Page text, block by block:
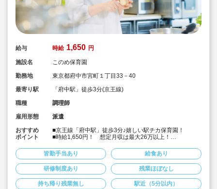
給与 時給 1,650 円
施設名
このめ保育園
勤務地
東京都府中市宮町１丁目33－40
最寄り駅
「府中駅」徒歩3分(京王線)
職種
調理師
雇用形態
派遣
おすすめ
ポイント
■京王線「府中駅」徒歩3分♪嬉しい駅チカ保育園！
■時給1,650円！ 想定月収は最大26万以上！
■保育園に関わらず大量調理の経験者優遇。
■定員73名、中規模な認可保育園！「愛情あふれる保
育」を大切にしています
■キララサポートはお仕事探しから入職後のフォローまで
しっかりサポートいたします☆
■まずはお気軽にご相談ください！
皆勤手当あり 給食あり
研修制度あり 残業ほぼなし
持ち帰り残業無し 駅近（5分以内）